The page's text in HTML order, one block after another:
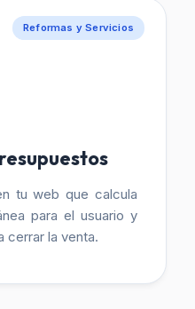
Reformas y Servicios
tu web que calcula
para el usuario y
cerrar la venta.